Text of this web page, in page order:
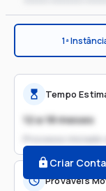
1ª
Tempo
12 a 18 meses
Processo iniciado
Criar
Prováveis